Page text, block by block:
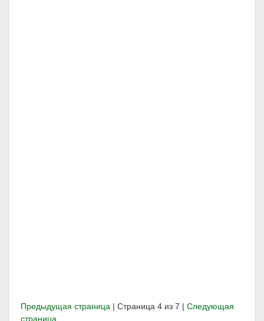
Предыдущая страница | Страница 4 из 7 | Следующая
страница